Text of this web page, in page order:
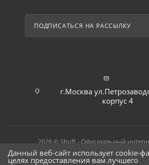
ПОДПИСАТЬСЯ НА РАССЫЛКУ
г.Москва
корпус 4
2026 © Shuft - Официальный
Данный веб-сайт использует cookie-
целях предоставления вам лучшего